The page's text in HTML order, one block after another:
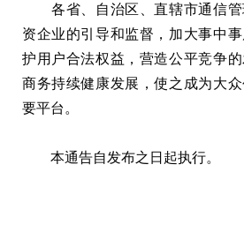
各省、自治区、直辖市通信管
资企业的引导和监督，加大事中
护用户合法权益，营造公平竞争
商务持续健康发展，使之成为大
要平台。
本通告自发布之日起执行。